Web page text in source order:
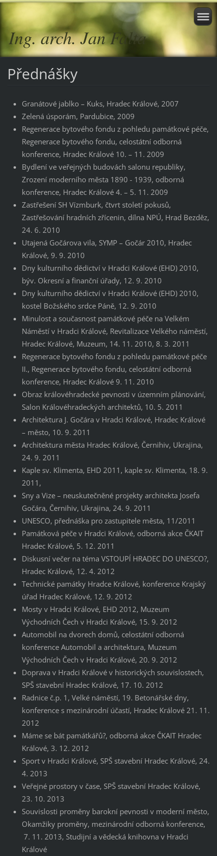
Ing. arch. Jan Falta
Přednášky
Granátové jablko – Kuks, Hradec Králové, 2007
Zelená úsporám, Pardubice, 2009
Regenerace bytového fondu z pohledu památkové péče,
Regenerace bytového fondu, celostátní odborná
konference, Hradec Králové 10. – 11. 2009
Bydlení ve veřejných budovách salonu republiky,
Zrození moderního města 1890 - 1939, odborná
konference, Hradec Králové 4. – 5. 11. 2009
Zastřešení SH Vízmburk, čtvrt století pokusů,
Zastřešování hradních zřícenin, dílna NPÚ, Hrad Bezděz,
24. 6. 2010
Utajená Gočárova vila, SYMP – Gočár 2010, Hradec
Králové, 9. 9. 2010
Dny kulturního dědictví v Hradci Králové (EHD) 2010,
býv. Okresní a finanční úřady, 12. 9. 2010
Dny kulturního dědictví v Hradci Králové (EHD) 2010,
kostel Božského srdce Páně, 12. 9. 2010
Minulost a současnost památkové péče na Velkém
Náměstí v Hradci Králové, Revitalizace Velkého náměstí,
Hradec Králové, Muzeum, 14. 11. 2010, 8. 3. 2011
Regenerace bytového fondu z pohledu památkové péče
II., Regenerace bytového fondu, celostátní odborná
konference, Hradec Králové 9. 11. 2010
Obraz královéhradecké pevnosti v územním plánování,
Salon Královéhradeckých architektů, 10. 5. 2011
Architektura J. Gočára v Hradci Králové, Hradec Králové
– město, 10. 9. 2011
Architektura města Hradec Králové, Černihiv, Ukrajina,
24. 9. 2011
Kaple sv. Klimenta, EHD 2011, kaple sv. Klimenta, 18. 9.
2011,
Sny a Vize – neuskutečněné projekty architekta Josefa
Gočára, Černihiv, Ukrajina, 24. 9. 2011
UNESCO, přednáška pro zastupitele města, 11/2011
Památková péče v Hradci Králové, odborná akce ČKAIT
Hradec Králové, 5. 12. 2011
Diskusní večer na téma VSTOUPÍ HRADEC DO UNESCO?,
Hradec Králové, 12. 4. 2012
Technické památky Hradce Králové, konference Krajský
úřad Hradec Králové, 12. 9. 2012
Mosty v Hradci Králové, EHD 2012, Muzeum
Východních Čech v Hradci Králové, 15. 9. 2012
Automobil na dvorech domů, celostátní odborná
konference Automobil a architektura, Muzeum
Východních Čech v Hradci Králové, 20. 9. 2012
Doprava v Hradci Králové v historických souvislostech,
SPŠ stavební Hradec Králové, 17. 10. 2012
Radnice č.p. 1, Velké náměstí, 19. Betonářské dny,
konference s mezinárodní účastí, Hradec Králové 21. 11.
2012
Máme se bát památkářů?, odborná akce ČKAIT Hradec
Králové, 3. 12. 2012
Sport v Hradci Králové, SPŠ stavební Hradec Králové, 24.
4. 2013
Veřejné prostory v čase, SPŠ stavební Hradec Králové,
23. 10. 2013
Souvislosti proměny barokní pevnosti v moderní město,
Okamžiky proměny, mezinárodní odborná konference,
7. 11. 2013, Studijní a vědecká knihovna v Hradci
Králové